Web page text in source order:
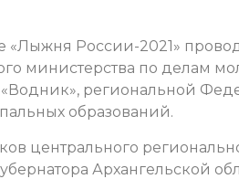
«Лыжня России-2021»
министерства по делам
«Водник», региональной
образований.
центрального
Архангельской